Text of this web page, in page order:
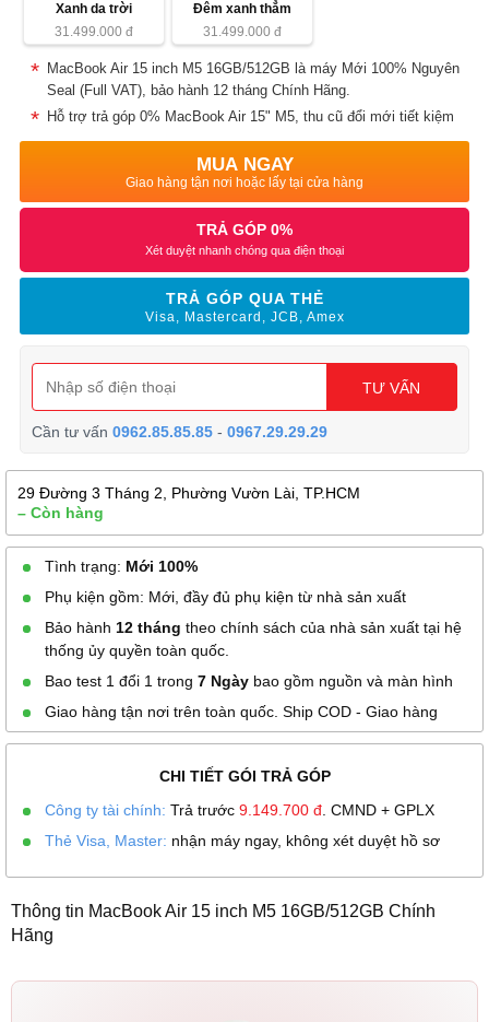
Xanh da trời
31.499.000 đ
Đêm xanh thẳm
31.499.000đ
MacBook Air 15 inch M5 16GB/512GB là máy Mới 100% Nguyên
Seal (Full VAT), bảo hành 12 tháng Chính Hãng.
Hỗ trợ trả góp 0% MacBook Air 15" M5, thu cũ đổi mới tiết kiệm
MUA NGAY
Giao hàng tận nơi hoặc lấy tại cửa hàng
TRẢ GÓP 0%
Xét duyệt nhanh chóng qua điện thoại
TRẢ GÓP QUA THẺ
Visa, Mastercard, JCB, Amex
TƯ VẤN
Cần tư vấn0962.85.85.85 -0967.29.29.29
29 Đường 3 Tháng 2, Phường Vườn Lài, TP.HCM
– Còn hàng
Tình trạng: Mới 100%
Phụ kiện gồm: Mới, đầy đủ phụ kiện từ nhà sản xuất
Bảo hành 12 tháng theo chính sách của nhà sản xuất tại hệ
thống ủy quyền toàn quốc.
Bao test 1 đổi 1 trong 7 Ngày bao gồm nguồn và màn hình
Giao hàng tận nơi trên toàn quốc. Ship COD - Giao hàng
CHI TIẾT GÓI TRẢ GÓP
Công ty tài chính: Trả trước 9.149.700 đ . CMND + GPLX
Thẻ Visa, Master: nhận máy ngay, không xét duyệt hồ sơ
Thông tin MacBook Air 15 inch M5 16GB/512GB Chính
Hãng